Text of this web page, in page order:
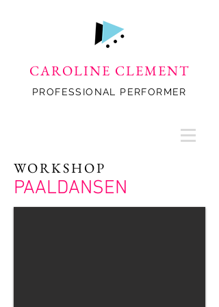
CAROLINE CLEMENT
PROFESSIONAL PERFORMER
WORKSHOP
PAALDANSEN